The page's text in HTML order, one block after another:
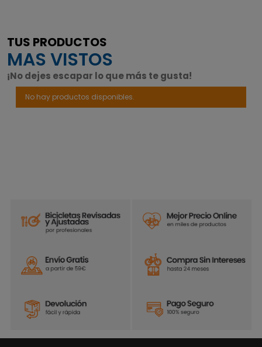
TUS PRODUCTOS
MAS VISTOS
¡No dejes escapar lo que más te gusta!
No hay productos disponibles.